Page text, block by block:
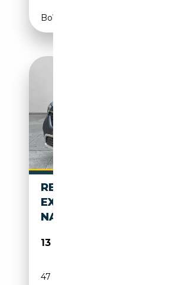
Boîte manuelle
RENAULT KANGOO RAPID
EXTRA TCE EXTRA TCE
NAVI,RFK,KLIMA
13 900€
47 560 km